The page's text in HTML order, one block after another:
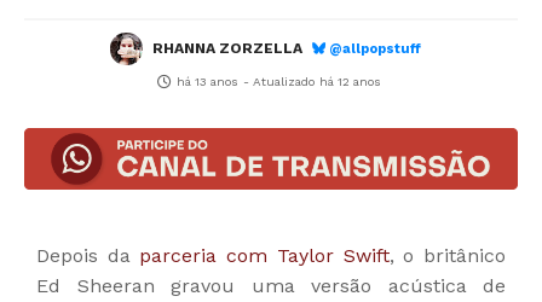
RHANNA ZORZELLA @allpopstuff
há 13 anos - Atualizado há 12 anos
Depois da parceria com Taylor Swift, o britânico
Ed Sheeran gravou uma versão acústica de